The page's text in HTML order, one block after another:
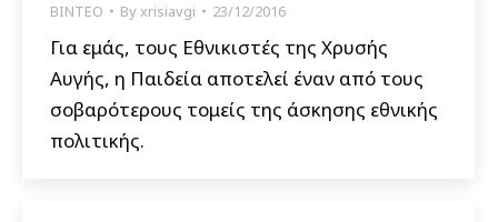
ΒΙΝΤΕΟ Byxrisiavgi 23/12/2016
Για εμάς, τους Εθνικιστές της Χρυσής
Αυγής, η Παιδεία αποτελεί έναν από τους
σοβαρότερους τομείς της άσκησης εθνικής
πολιτικής.